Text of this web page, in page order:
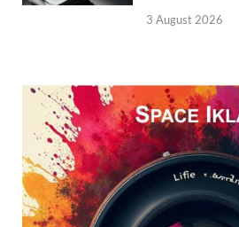
3 August 2026